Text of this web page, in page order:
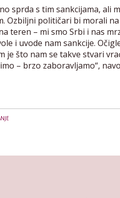
sprda s tim sankcijama, ali
Ozbiljni političari bi morali
teren – mi smo Srbi i nas
i uvode nam sankcije.
je što nam se takve stvari
– brzo zaboravljamo“,